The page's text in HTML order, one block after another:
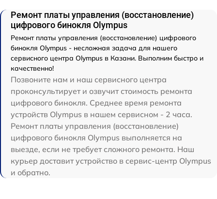
Ремонт платы управления (восстановление)
цифрового бинокля Olympus
Ремонт платы управления (восстановление) цифрового
бинокля Olympus - несложная задача для нашего
сервисного центра Olympus в Казани. Выполним быстро и
качественно!
Позвоните нам и наш сервисного центра
проконсультирует и озвучит стоимость ремонта
цифрового бинокля. Среднее время ремонта
устройств Olympus в нашем сервисном - 2 часа.
Ремонт платы управления (восстановление)
цифрового бинокля Olympus выполняется на
выезде, если не требует сложного ремонта. Наш
курьер доставит устройство в сервис-центр Olympus
и обратно.